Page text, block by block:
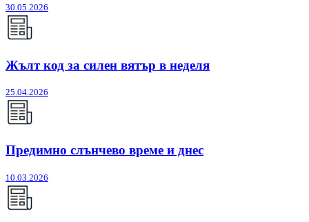
30.05.2026
Жълт код за силен вятър в неделя
25.04.2026
Предимно слънчево време и днес
10.03.2026